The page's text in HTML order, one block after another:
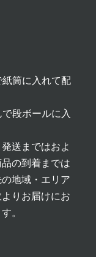
筒に入れて配
段ボールに入
送まではおよ
の到着までは
地域・エリア
りお届けにお
。